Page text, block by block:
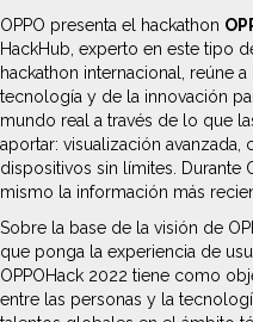
OPPO presenta el hackathon
HackHub, experto en este tipo
hackathon internacional, reúne
tecnología y de la innovación
mundo real a través de lo que
aportar: visualización
dispositivos sin límites. Durante
mismo la información más
Sobre la base de la visión de
que ponga la experiencia de
OPPOHack 2022 tiene como
entre las personas y la